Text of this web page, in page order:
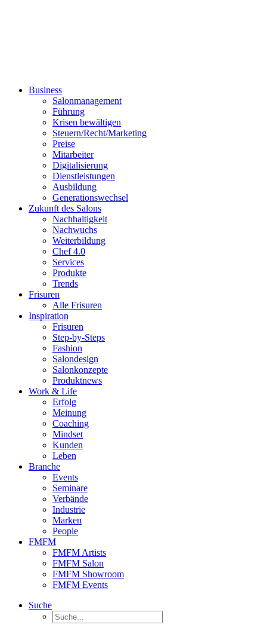
Business
Salonmanagement
Führung
Krisen bewältigen
Steuern/Recht/Marketing
Preise
Mitarbeiter
Digitalisierung
Dienstleistungen
Ausbildung
Generationswechsel
Zukunft des Salons
Nachhaltigkeit
Nachwuchs
Weiterbildung
Chef 4.0
Services
Produkte
Trends
Frisuren
Alle Frisuren
Inspiration
Frisuren
Step-by-Steps
Fashion
Salondesign
Salonkonzepte
Produktnews
Work & Life
Erfolg
Meinung
Coaching
Mindset
Kunden
Leben
Branche
Events
Seminare
Verbände
Industrie
Marken
People
FMFM
FMFM Artists
FMFM Salon
FMFM Showroom
FMFM Events
Suche